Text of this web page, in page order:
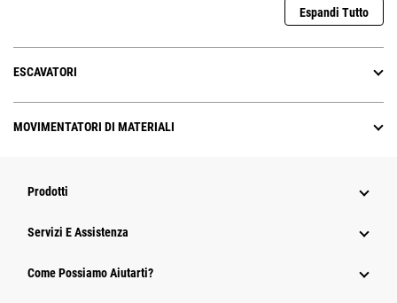
Espandi Tutto
ESCAVATORI
MOVIMENTATORI DI MATERIALI
Prodotti
Servizi E Assistenza
Come Possiamo Aiutarti?